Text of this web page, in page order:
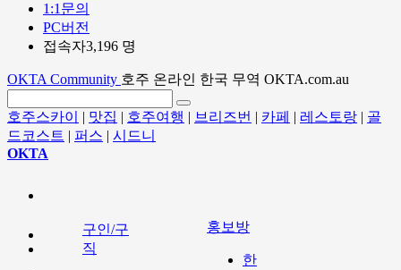
1:1문의
PC버전
접속자3,196 명
OKTA Community 호주 온라인 한국 무역 OKTA.com.au
호주스카이 | 맛집 | 호주여행 | 브리즈번 | 카페 | 레스토랑 | 골
드코스트 | 퍼스 | 시드니
OKTA
구인/구
직
홍보방
한